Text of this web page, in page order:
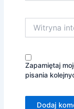
internetowa
Zapamiętaj
pisania